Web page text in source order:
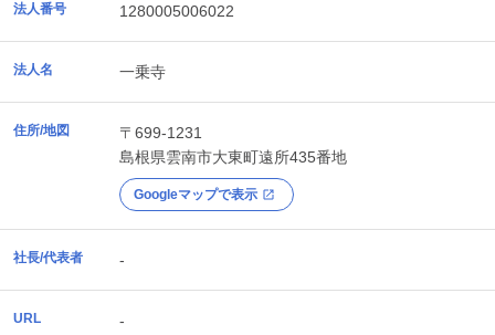
法人番号 1280005006022
法人名 一乗寺
住所/地図
〒699-1231
島根県雲南市大東町遠所435番地
Googleマップで表示
社長/代表者 -
URL -